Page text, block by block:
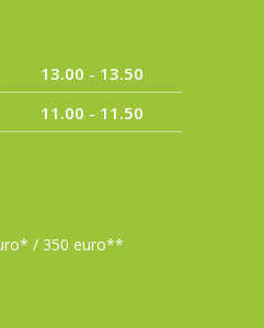
13.00 - 13.50
11.00 - 11.50
/ 350 euro**